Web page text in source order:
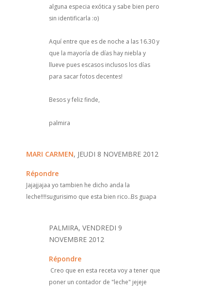
alguna especia exótica y sabe bien pero
sin identificarla :o)
Aquí entre que es de noche a las 16.30 y
que la mayoría de días hay niebla y
llueve pues escasos inclusos los días
para sacar fotos decentes!
Besos y feliz finde,
palmira
MARI CARMEN, JEUDI 8 NOVEMBRE 2012
Répondre
Jajajjajaa yo tambien he dicho anda la
leche!!!!sugurisimo que esta bien rico..Bs guapa
PALMIRA, VENDREDI 9
NOVEMBRE 2012
Répondre
Creo que en esta receta voy a tener que
poner un contador de "leche" jejeje